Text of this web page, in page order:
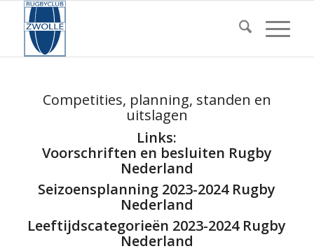
Competities, planning, standen en
uitslagen
Links:
Voorschriften en besluiten Rugby
Nederland
Seizoensplanning 2023-2024 Rugby
Nederland
Leeftijdscategorieën 2023-2024 Rugby
Nederland